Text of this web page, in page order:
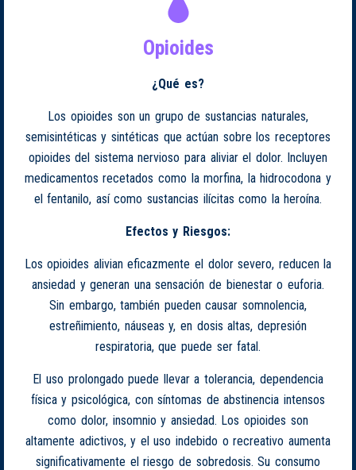
Opioides
¿Qué es?
Los opioides son un grupo de sustancias naturales,
semisintéticas y sintéticas que actúan sobre los receptores
opioides del sistema nervioso para aliviar el dolor. Incluyen
medicamentos recetados como la morfina, la hidrocodona y
el fentanilo, así como sustancias ilícitas como la heroína.
Efectos y Riesgos:
Los opioides alivian eficazmente el dolor severo, reducen la
ansiedad y generan una sensación de bienestar o euforia.
Sin embargo, también pueden causar somnolencia,
estreñimiento, náuseas y, en dosis altas, depresión
respiratoria, que puede ser fatal.
El uso prolongado puede llevar a tolerancia, dependencia
física y psicológica, con síntomas de abstinencia intensos
como dolor, insomnio y ansiedad. Los opioides son
altamente adictivos, y el uso indebido o recreativo aumenta
significativamente el riesgo de sobredosis. Su consumo